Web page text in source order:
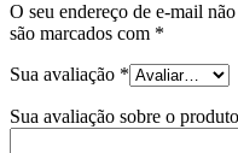
O seu endereço de e-mail
são marcados com *
Sua avaliação *
Sua avaliação sobre o produto